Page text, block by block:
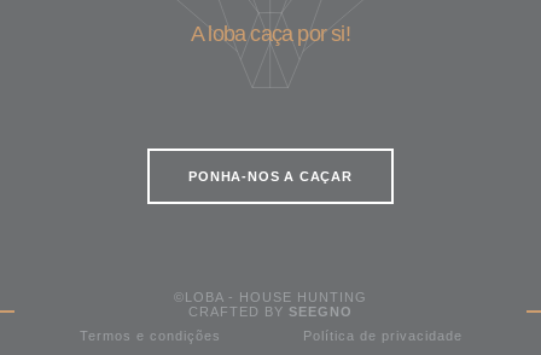
A loba caça por si!
PONHA-NOS A CAÇAR
©LOBA - HOUSE HUNTING
CRAFTED BY SEEGNO
Termos e condições
Política de privacidade